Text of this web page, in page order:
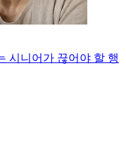
시니어가 끊어야 할 행